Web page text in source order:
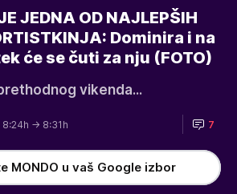
JEDNA OD NAJLEPŠIH
Dominira i na
će se čuti za nju (FOTO)
vikenda...
8:24h → 8:31h 7
MONDO u vaš Google izbor